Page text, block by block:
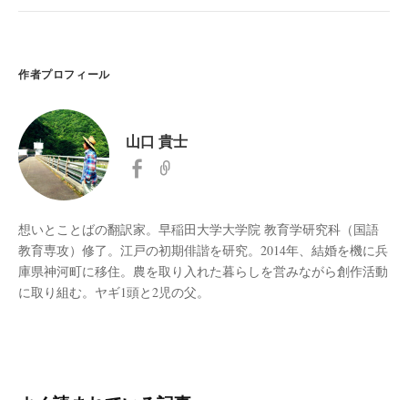
作者プロフィール
山口 貴士
想いとことばの翻訳家。早稲田大学大学院 教育学研究科（国語
教育専攻）修了。江戸の初期俳諧を研究。2014年、結婚を機に兵
庫県神河町に移住。農を取り入れた暮らしを営みながら創作活動
に取り組む。ヤギ1頭と2児の父。